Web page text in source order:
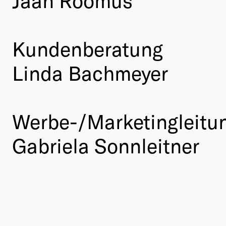
Kundenberatung
Linda Bachmeyer
Werbe-/
Gabriela Sonnleitner